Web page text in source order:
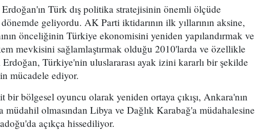
Türk dış politika stratejisinin önemli ölçüde
geliyordu. AK Parti iktidarının ilk yıllarının aksine,
önceliğinin Türkiye ekonomisini yeniden yapılandırmak ve
mevkisini sağlamlaştırmak olduğu 2010'larda ve özellikle
Türkiye'nin uluslararası ayak izini kararlı bir şekilde
mücadele ediyor.
bölgesel oyuncu olarak yeniden ortaya çıkışı, Ankara'nın
müdahil olmasından Libya ve Dağlık Karabağ'a müdahalesine
açıkça hissediliyor.